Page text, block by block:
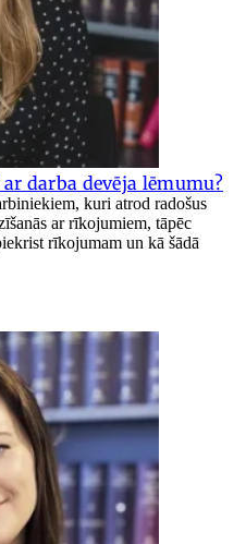
darba devēja lēmumu?
kuri atrod radošus
ar rīkojumiem, tāpēc
rīkojumam un kā šādā